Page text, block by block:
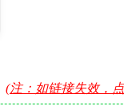
(注：如链接失效，